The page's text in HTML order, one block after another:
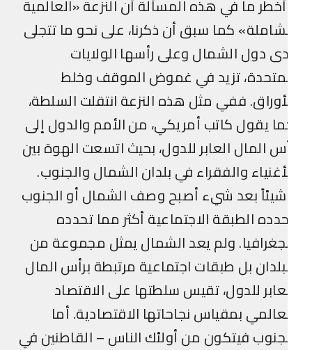
ما في هذه المسألة أن النزعة «العالمية
كما سبق أن ذكرنا، على نحو ما تتجلى
دول الشمال وعلى رأسها الولايات
تزيد في غموض الموقف وخلط
ففي مثل هذه النزعة انتقلت السلطة،
يقول كاتب أمريكي، من الأمم والدول إلى
المال العابر للدول، بحيث اتسعت الهوة بين
والفقراء في بلدان الشمال والجنوب.
بعد شيء أصبح وصف الشمال أو الجنوب
الطبقة الاجتماعية أكثر مما تحدده
ولم يعد الشمال يمثل مجموعة من
بل طبقات اجتماعية مرتبطة برأس المال
للدول، تقيس سلطتها على الاقتصاد
بمقياس نجاحاتها الاقتصادية. أما
فيتكون من أولئك الناس – القاطنين في